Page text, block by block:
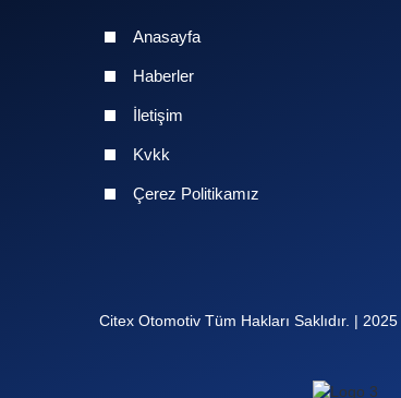
Anasayfa
Haberler
İletişim
Kvkk
Çerez Politikamız
Citex Otomotiv Tüm Hakları Saklıdır. | 2025